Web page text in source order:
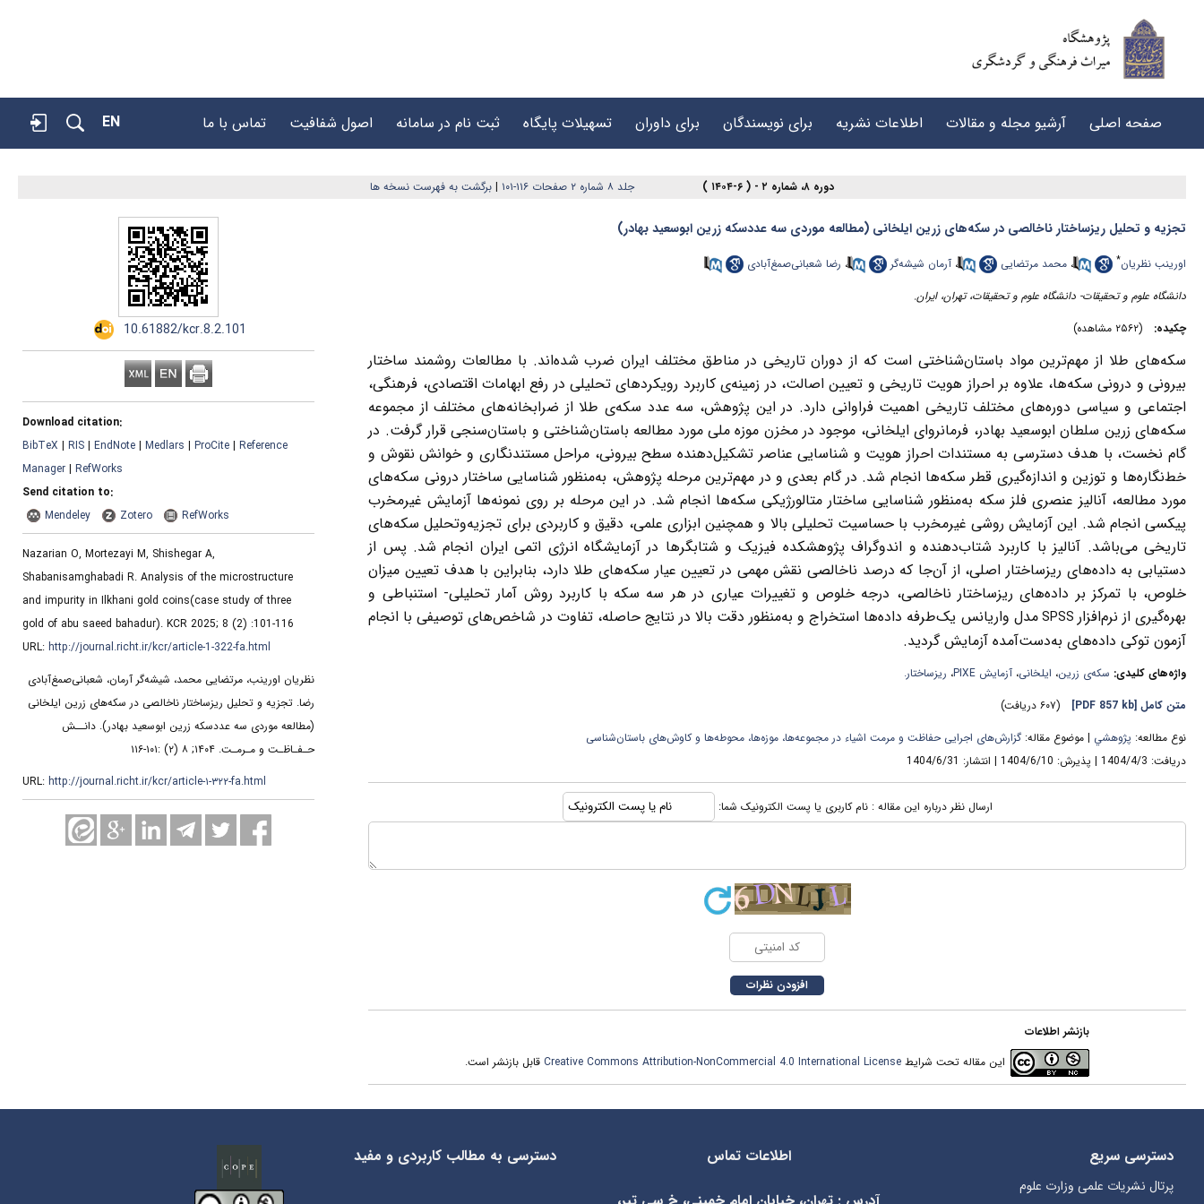
صفحه اصلی آرشیو مجله و مقالات اطلاعات نشریه برای نویسندگان برای داوران تسهیلات پایگاه ثبت نام در سامانه اصول شفافیت تماس با ما EN
دوره ۸، شماره ۲ - ( ۶-۱۴۰۴ ) جلد ۸ شماره ۲ صفحات ۱۱۶-۱۰۱ | برگشت به فهرست نسخه ها
‎ 10.61882/kcr.8.2.101
Download citation:
BibTeX | RIS | EndNote | Medlars | ProCite | Reference
Manager | RefWorks
Send citation to:
Mendeley
Zotero RefWorks
Nazarian O, Mortezayi M, Shishegar A,
Shabanisamghabadi R. Analysis of the microstructure
and impurity in Ilkhani gold coins(case study of three
gold of abu saeed bahadur). KCR 2025; 8 (2) :101-116
URL: http://journal.richt.ir/kcr/article-1-322-fa.html
نظریان اورینب، مرتضایی محمد، شیشه‌گر آرمان، شعبانی‌صمغ‌آبادی
رضا. تجزیه و تحلیل ریزساختار ناخالصی در سکه‌های زرین ایلخانی
(مطالعه موردی سه عددسکه زرین ابوسعید بهادر). دانــش
حـفـاظـت و مـرمـت. ۱۴۰۴; ۸ (۲) :۱۰۱-۱۱۶
URL: http://journal.richt.ir/kcr/article-۱-۳۲۲-fa.html
تجزیه و تحلیل ریزساختار ناخالصی در سکه‌های زرین ایلخانی (مطالعه موردی سه عددسکه زرین ابوسعید بهادر)
اورینب نظریان* ، محمد مرتضایی ، آرمان شیشه‌گر ، رضا شعبانی‌صمغ‌آبادی
دانشگاه علوم و تحقیقات- دانشگاه علوم و تحقیقات، تهران، ایران.
چکیده:
(۲۵۶۲ مشاهده)
سکه‌های طلا از مهم‌ترین مواد باستان‌شناختی است که از دوران تاریخی در مناطق مختلف ایران ضرب شده‌اند. با مطالعات روشمند ساختار
بیرونی و درونی سکه‌ها، علاوه بر احراز هویت تاریخی و تعیین اصالت، در زمینه‌ی کاربرد رویکردهای تحلیلی در رفع ابهامات اقتصادی، فرهنگی،
اجتماعی و سیاسی دوره‌های مختلف تاریخی اهمیت فراوانی دارد. در این پژوهش، سه عدد سکه‌ی طلا از ضرابخانه‌های مختلف از مجموعه
سکه‌های زرین سلطان ابوسعید بهادر، فرمانروای ایلخانی، موجود در مخزن موزه ملی مورد مطالعه باستان‌شناختی و باستان‌سنجی قرار گرفت. در
گام نخست، با هدف دسترسی به مستندات احراز هویت و شناسایی عناصر تشکیل‌دهنده سطح بیرونی، مراحل مستندنگاری و خوانش نقوش و
خط‌نگاره‌ها و توزین و اندازه‌گیری قطر سکه‌ها انجام شد. در گام بعدی و در مهم‌ترین مرحله پژوهش، به‌منظور شناسایی ساختار درونی سکه‌های
مورد مطالعه، آنالیز عنصری فلز سکه به‌منظور شناسایی ساختار متالورژیکی سکه‌ها انجام شد. در این مرحله بر روی نمونه‌ها آزمایش غیرمخرب
پیکسی انجام شد. این آزمایش روشی غیرمخرب با حساسیت تحلیلی بالا و همچنین ابزاری علمی، دقیق و کاربردی برای تجزیه‌وتحلیل سکه‌های
تاریخی می‌باشد. آنالیز با کاربرد شتاب‌دهنده و اندوگراف پژوهشکده فیزیک و شتابگرها در آزمایشگاه انرژی اتمی ایران انجام شد. پس از
دستیابی به داده‌های ریزساختار اصلی، از آن‌جا که درصد ناخالصی نقش مهمی در تعیین عیار سکه‌های طلا دارد، بنابراین با هدف تعیین میزان
خلوص، با تمرکز بر داده‌های ریزساختار ناخالصی، درجه خلوص و تغییرات عیاری در هر سه سکه با کاربرد روش آمار تحلیلی- استنباطی و
بهره‌گیری از نرم‌افزار
مدل واریانس یک‌طرفه داده‌ها استخراج و به‌منظور دقت بالا در نتایج حاصله، تفاوت در شاخص‌های توصیفی با انجام
آزمون توکی داده‌های به‌دست‌آمده آزمایش گردید.
واژه‌های کلیدی: سکه‌ی زرین، ایلخانی، آزمایش PIXE ، ریزساختار.
متن کامل [PDF 857 kb]
(۶۰۷ دریافت)
نوع مطالعه: پژوهشي | موضوع مقاله: گزارش‌های اجرایی حفاظت و مرمت اشیاء در مجموعه‌ها، موزه‌ها، محوطه‌ها و کاوش‌های باستان‌شناسی
دریافت: 1404/4/3 | پذیرش: 1404/6/10 | انتشار: 1404/6/31
ارسال نظر درباره این مقاله : نام کاربری یا پست الکترونیک شما:
بازنشر اطلاعات
این مقاله تحت شرایط Creative Commons Attribution-NonCommercial 4.0 International Licenseقابل بازنشر است.
دسترسی سریع
پرتال نشریات علمی وزارت علوم
اطلاعات تماس
دسترسی به مطالب کاربردی و مفید